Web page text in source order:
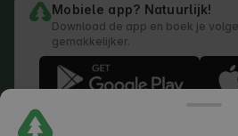
Mobiele app? Natuurlijk!
Download de app en boek je
gemakkelijker.